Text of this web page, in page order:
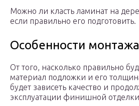
Можно ли класть ламинат на
если правильно его подготовить.
Особенности монтажа
От того, насколько правильно
материал подложки и его
будет зависеть качество и
эксплуатации финишной